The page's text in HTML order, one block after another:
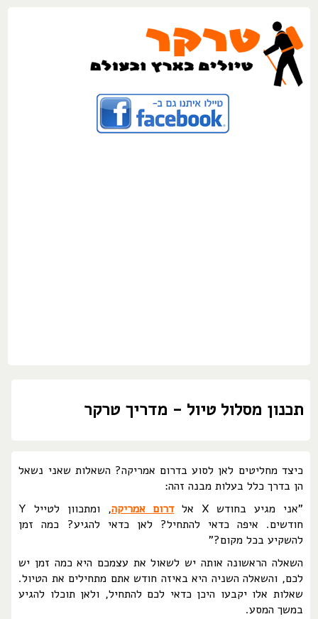
תכנון מסלול טיול - מדריך טרקר
כיצד מחליטים לאן לסוע בדרום אמריקה? השאלות שאני נשאל
הן בדרך כלל בעלות מבנה זהה:
"אני מגיע בחודש X אל
דרום אמריקה
, ומתכוון לטייל Y
חודשים. איפה כדאי להתחיל? לאן כדאי להגיע? כמה זמן
להשקיע בכל מקום?"
השאלה הראשונה אותה יש לשאול את עצמכם היא כמה זמן יש
לכם, והשאלה השניה היא באיזה חודש אתם מתחילים את הטיול.
שאלות אלו יקבעו היכן כדאי לכם להתחיל, ולאן תוכלו להגיע
במשך המסע.